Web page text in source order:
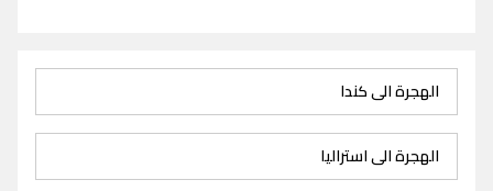
الهجرة الى كندا
الهجرة الى استراليا